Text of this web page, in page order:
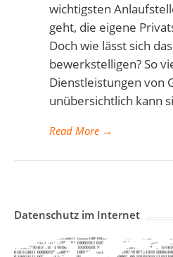
wichtigsten
geht, die eigene
Doch wie lässt sich
bewerkstelligen? So
Dienstleistungen von
unübersichtlich kann
Read More →
Datenschutz im Internet